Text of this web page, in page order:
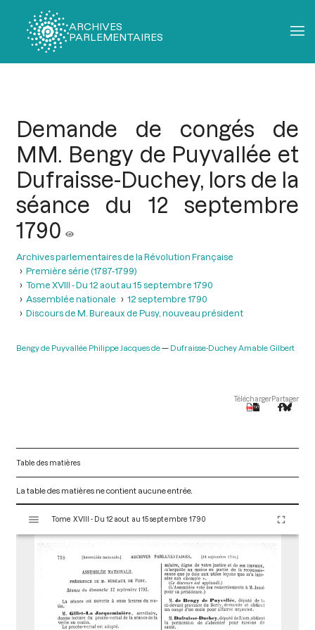
ARCHIVES
PARLEMENTAIRES
Demande de congés de
MM. Bengy de Puyvallée et
Dufraisse-Duchey, lors de la
séance du 12 septembre
1790
Archives parlementaires de la Révolution Française
Première série (1787-1799)
Tome XVIII - Du 12 aout au 15 septembre 1790
Assemblée nationale
12 septembre 1790
Discours de M. Bureaux de Pusy, nouveau président
Bengy de Puyvallée Philippe Jacques de Dufraisse-Duchey Amable Gilbert
TéléchargerPartager
Table des matières
La table des matières ne contient aucune entrée.
s
Tome XVIII - Du 12 aout au 15 septembre 1790